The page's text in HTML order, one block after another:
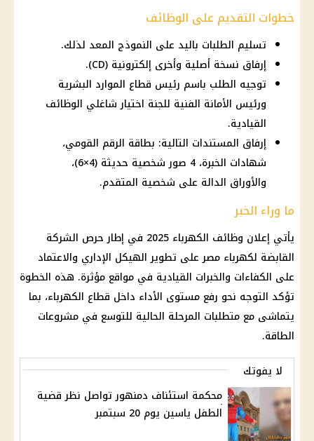
خطوات التقديم على الوظائف
تسليم الطلبات باليد على النموذج المعد لذلك.
إرفاق نسخة أصلية وأخرى إلكترونية (CD).
توجيه الطلب باسم رئيس قطاع الموارد البشرية
ورئيس الأمانة الفنية للجنة اختيار شاغلي الوظائف
القيادية.
إرفاق المستندات التالية: بطاقة الرقم القومي،
شهادات الخبرة، 4 صور شخصية حديثة (4×6)،
والأوراق الدالة على شخصية المتقدم.
ما وراء الخبر
يأتي إعلان وظائف الكهرباء
2025 في إطار حرص الشركة
القابضة لكهرباء مصر على تطوير الهيكل الإداري والاعتماد
على الكفاءات والخبرات القيادية في مواقع مؤثرة. هذه الخطوة
تؤكد التوجه نحو رفع مستوى الأداء داخل قطاع الكهرباء، بما
يتماشى مع متطلبات المرحلة الحالية للتوسع في مشروعات
الطاقة.
لا يفوتك
محكمة استئناف دمنهور تواصل نظر قضية
الطفل ياسين يوم 20 سبتمبر